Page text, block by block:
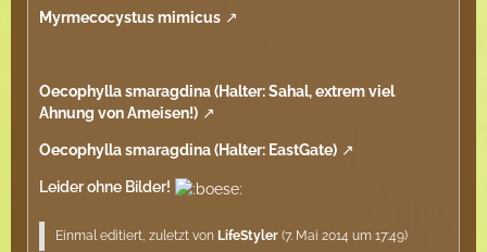
Myrmecocystus mimicus
Oecophylla smaragdina (Halter: Sahal, extrem viel
Ahnung von Ameisen!)
Oecophylla smaragdina (Halter: EastGate)
Leider ohne Bilder!
Einmal editiert, zuletzt von LifeStyler (7. Mai 2014 um 17:49)